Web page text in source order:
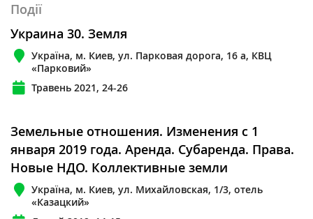
Події
Украина 30. Земля
Україна, м. Киев, ул. Парковая дорога, 16 а, КВЦ
«Парковий»
Травень 2021, 24-26
Земельные отношения. Изменения с 1
января 2019 года. Аренда. Субаренда. Права.
Новые НДО. Коллективные земли
Україна, м. Киев, ул. Михайловская, 1/3, отель
«Казацкий»